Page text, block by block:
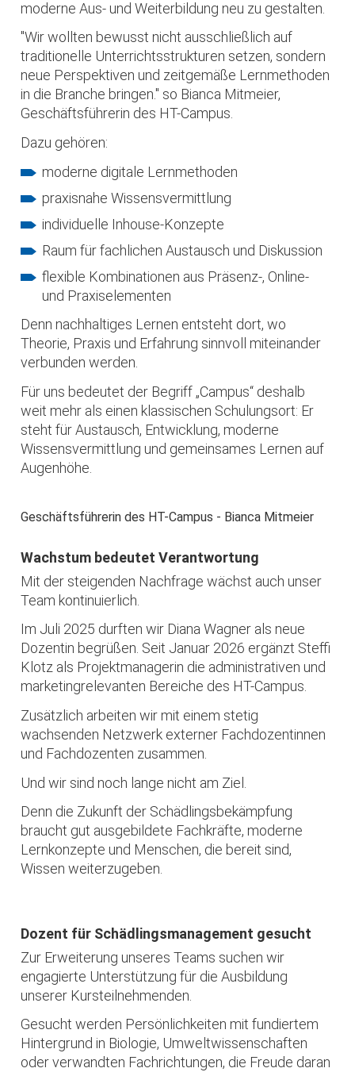
moderne Aus- und Weiterbildung neu zu gestalten.
"Wir wollten bewusst nicht ausschließlich auf
traditionelle Unterrichtsstrukturen setzen, sondern
neue Perspektiven und zeitgemäße Lernmethoden
in die Branche bringen." so Bianca Mitmeier,
Geschäftsführerin des HT-Campus.
Dazu gehören:
moderne digitale Lernmethoden
praxisnahe Wissensvermittlung
individuelle Inhouse-Konzepte
Raum für fachlichen Austausch und Diskussion
flexible Kombinationen aus Präsenz-, Online-
und Praxiselementen
Denn nachhaltiges Lernen entsteht dort, wo
Theorie, Praxis und Erfahrung sinnvoll miteinander
verbunden werden.
Für uns bedeutet der Begriff „Campus“ deshalb
weit mehr als einen klassischen Schulungsort: Er
steht für Austausch, Entwicklung, moderne
Wissensvermittlung und gemeinsames Lernen auf
Augenhöhe.
Geschäftsführerin des HT-Campus - Bianca Mitmeier
Wachstum bedeutet Verantwortung
Mit der steigenden Nachfrage wächst auch unser
Team kontinuierlich.
Im Juli 2025 durften wir Diana Wagner als neue
Dozentin begrüßen. Seit Januar 2026 ergänzt Steffi
Klotz als Projektmanagerin die administrativen und
marketingrelevanten Bereiche des HT-Campus.
Zusätzlich arbeiten wir mit einem stetig
wachsenden Netzwerk externer Fachdozentinnen
und Fachdozenten zusammen.
Und wir sind noch lange nicht am Ziel.
Denn die Zukunft der Schädlingsbekämpfung
braucht gut ausgebildete Fachkräfte, moderne
Lernkonzepte und Menschen, die bereit sind,
Wissen weiterzugeben.
Dozent für Schädlingsmanagement gesucht
Zur Erweiterung unseres Teams suchen wir
engagierte Unterstützung für die Ausbildung
unserer Kursteilnehmenden.
Gesucht werden Persönlichkeiten mit fundiertem
Hintergrund in Biologie, Umweltwissenschaften
oder verwandten Fachrichtungen, die Freude daran